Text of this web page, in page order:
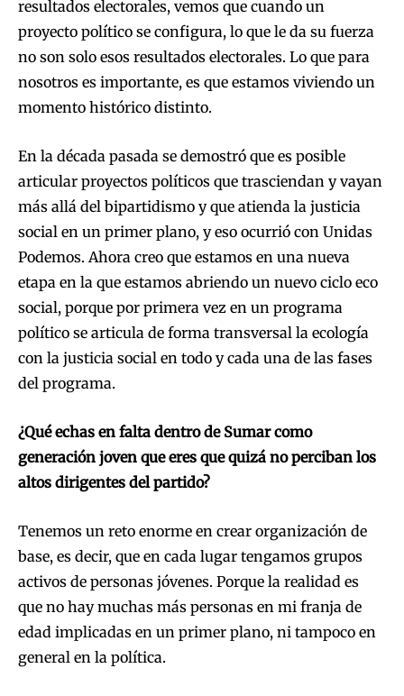
resultados electorales, vemos que cuando un
proyecto político se configura, lo que le da su fuerza
no son solo esos resultados electorales. Lo que para
nosotros es importante, es que estamos viviendo un
momento histórico distinto.
En la década pasada se demostró que es posible
articular proyectos políticos que trasciendan y vayan
más allá del bipartidismo y que atienda la justicia
social en un primer plano, y eso ocurrió con Unidas
Podemos. Ahora creo que estamos en una nueva
etapa en la que estamos abriendo un nuevo ciclo eco
social, porque por primera vez en un programa
político se articula de forma transversal la ecología
con la justicia social en todo y cada una de las fases
del programa.
¿Qué echas en falta dentro de Sumar como
generación joven que eres que quizá no perciban los
altos dirigentes del partido?
Tenemos un reto enorme en crear organización de
base, es decir, que en cada lugar tengamos grupos
activos de personas jóvenes. Porque la realidad es
que no hay muchas más personas en mi franja de
edad implicadas en un primer plano, ni tampoco en
general en la política.